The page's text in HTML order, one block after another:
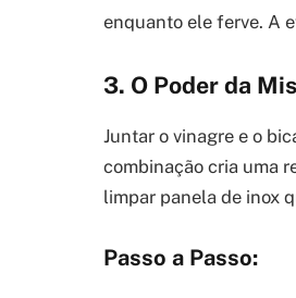
enquanto ele ferve. A
3. O Poder da
Juntar o vinagre e o
combinação cria uma
limpar panela de inox
Passo a Passo: